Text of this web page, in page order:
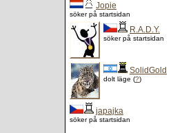
Jopie
söker på startsidan
R.A.D.Y.
söker på startsidan
SolidGold
dolt läge (?)
japajka
söker på startsidan